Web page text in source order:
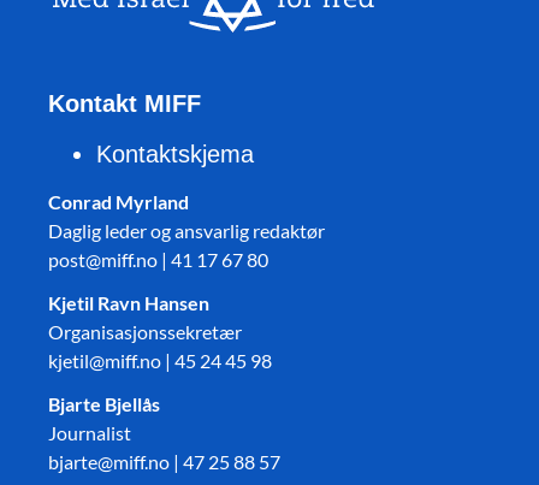
Kontakt MIFF
Kontaktskjema
Conrad Myrland
Daglig leder og ansvarlig redaktør
post@miff.no | 41 17 67 80
Kjetil Ravn Hansen
Organisasjonssekretær
kjetil@miff.no | 45 24 45 98
Bjarte Bjellås
Journalist
bjarte@miff.no | 47 25 88 57